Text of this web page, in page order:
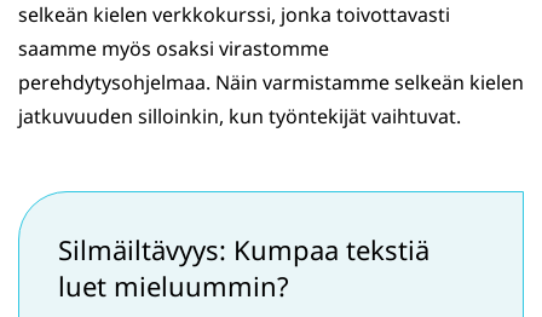
selkeän kielen verkkokurssi, jonka toivottavasti
saamme myös osaksi virastomme
perehdytysohjelmaa. Näin varmistamme selkeän kielen
jatkuvuuden silloinkin, kun työntekijät vaihtuvat.
Silmäiltävyys: Kumpaa tekstiä
luet mieluummin?